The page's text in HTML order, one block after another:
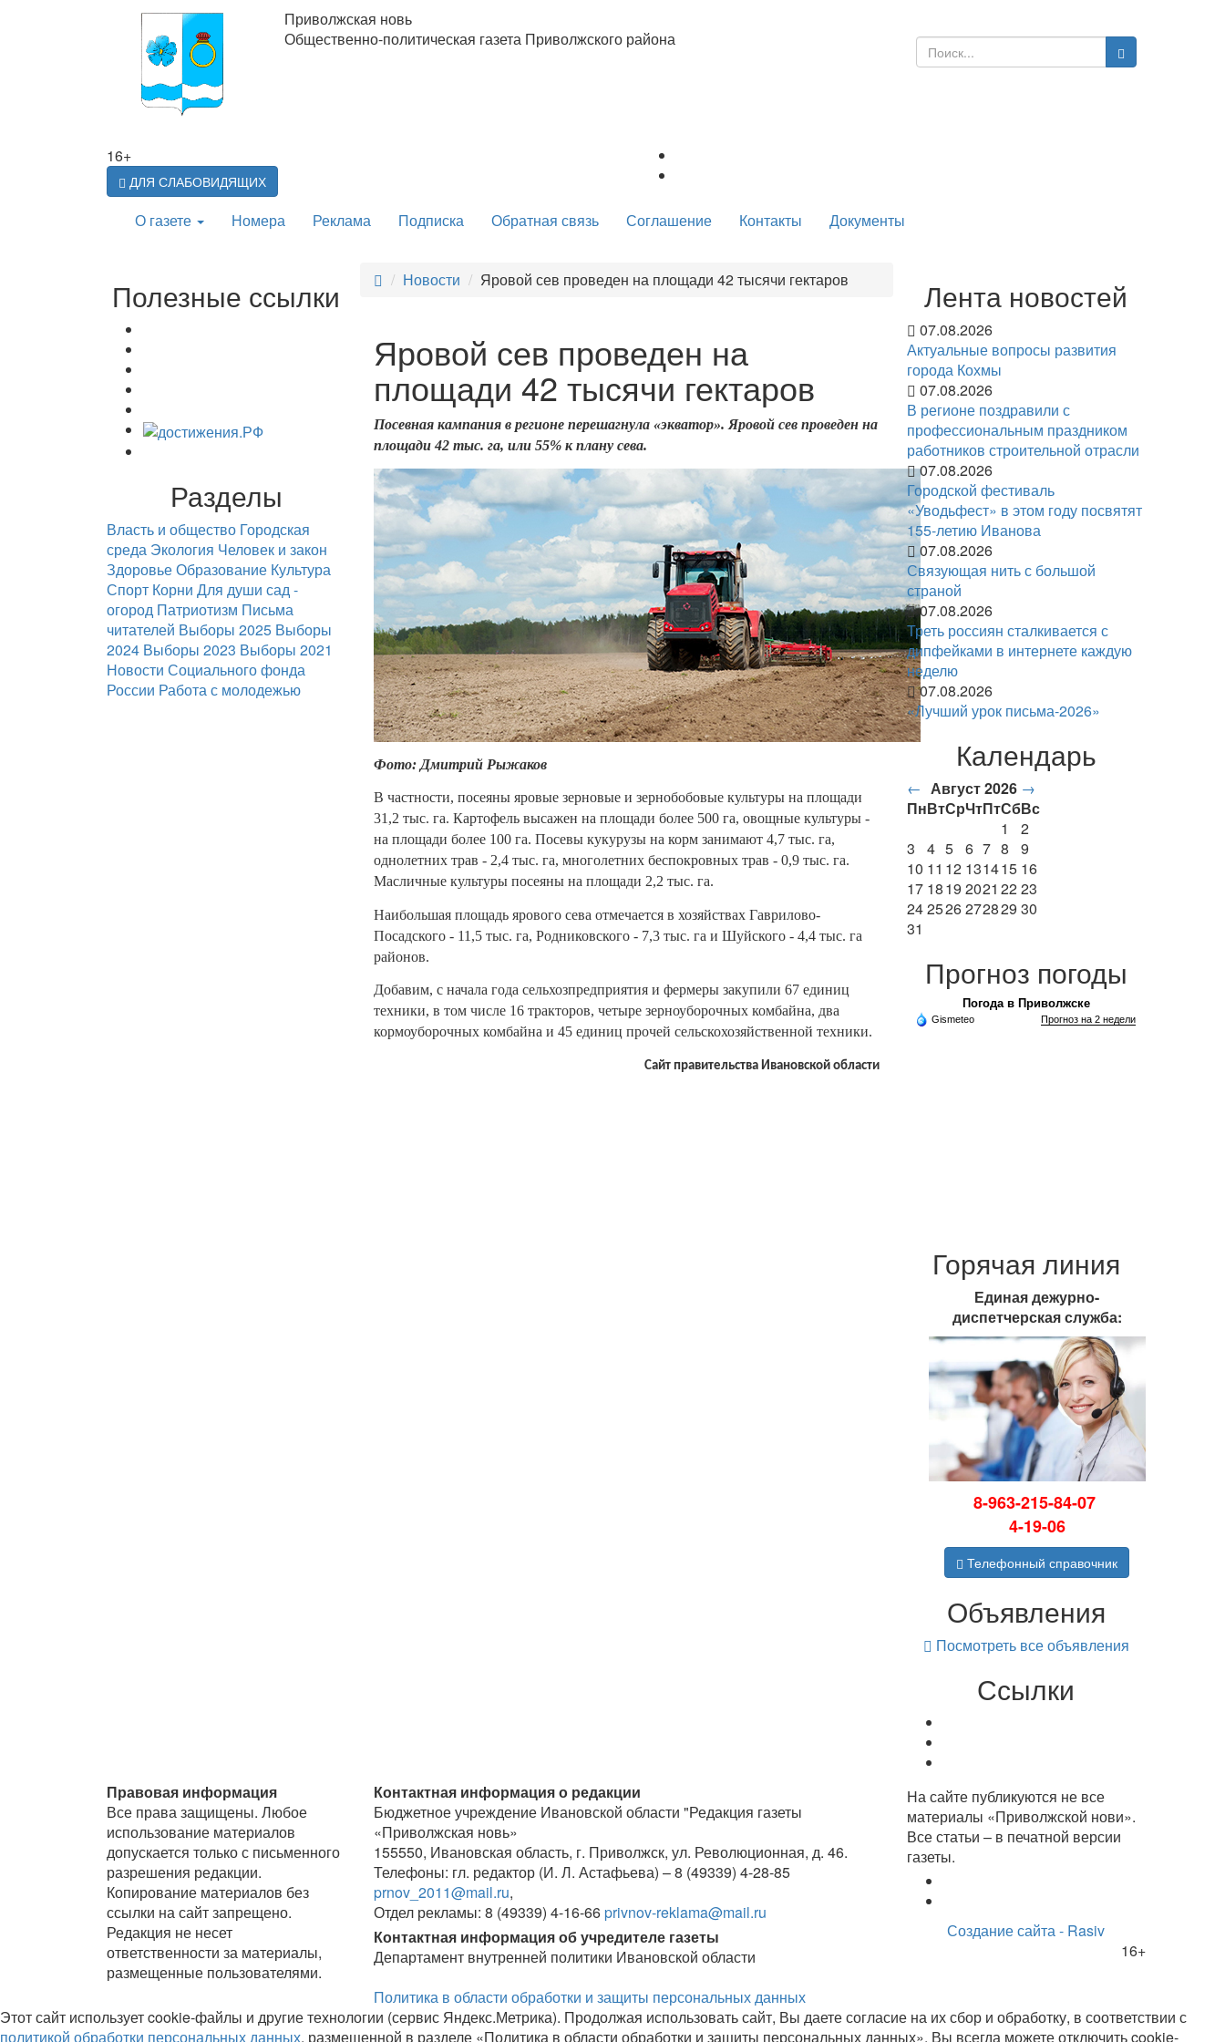
Приволжская новь
Общественно-политическая газета Приволжского района
16+
ДЛЯ СЛАБОВИДЯЩИХ
О газете Номера Реклама Подписка Обратная связь Соглашение Контакты Документы
Новости Яровой сев проведен на площади 42 тысячи гектаров
Яровой сев проведен на
площади 42 тысячи гектаров
Посевная кампания в регионе перешагнула «экватор». Яровой сев проведен на
площади 42 тыс. га, или 55% к плану сева.
Фото: Дмитрий Рыжаков
В частности, посеяны яровые зерновые и зернобобовые культуры на площади
31,2 тыс. га. Картофель высажен на площади более 500 га, овощные культуры -
на площади более 100 га. Посевы кукурузы на корм занимают 4,7 тыс. га,
однолетних трав - 2,4 тыс. га, многолетних беспокровных трав - 0,9 тыс. га.
Масличные культуры посеяны на площади 2,2 тыс. га.
Наибольшая площадь ярового сева отмечается в хозяйствах Гаврилово-
Посадского - 11,5 тыс. га, Родниковского - 7,3 тыс. га и Шуйского - 4,4 тыс. га
районов.
Добавим, с начала года сельхозпредприятия и фермеры закупили 67 единиц
техники, в том числе 16 тракторов, четыре зерноуборочных комбайна, два
кормоуборочных комбайна и 45 единиц прочей сельскохозяйственной техники.
Сайт правительства Ивановской области
Полезные ссылки
Разделы
Власть и общество Городская
среда Экология Человек и закон
ЗдоровьеОбразование Культура
Спорт Корни Для души сад -
огород Патриотизм Письма
читателей Выборы 2025 Выборы
2024 Выборы 2023 Выборы 2021
Новости Социального фонда
России Работа с молодежью
Лента новостей
07.08.2026
Актуальные вопросы развития
города Кохмы
07.08.2026
В регионе поздравили с
профессиональным праздником
работников строительной отрасли
07.08.2026
Городской фестиваль
«Уводьфест» в этом году посвятят
155-летию Иванова
07.08.2026
Связующая нить с большой
страной
07.08.2026
Треть россиян сталкивается с
дипфейками в интернете каждую
неделю
07.08.2026
«Лучший урок письма-2026»
Календарь
← Август 2026 →
ПнВтСрЧтПтСбВс
1
2
3
4 5 6 7 8
9
10 11 12 131415 16
17 1819 2021 2223
242526272829 30
31
Прогноз погоды
Погода в Приволжске
Gismeteo Прогноз на 2 недели
Горячая линия
Единая дежурно-
диспетчерская служба:
8-963-215-84-07
4-19-06
Телефонный справочник
Объявления
Посмотреть все объявления
Ссылки
Правовая информация
Все права защищены. Любое
использование материалов
допускается только с письменного
разрешения редакции.
Копирование материалов без
ссылки на сайт запрещено.
Редакция не несет
ответственности за материалы,
размещенные пользователями.
Контактная информация о редакции
Бюджетное учреждение Ивановской области "Редакция газеты
«Приволжская новь»
155550, Ивановская область, г. Приволжск, ул. Революционная, д. 46.
Телефоны: гл. редактор (И. Л. Астафьева) – 8 (49339) 4-28-85
prnov_2011@mail.ru,
Отдел рекламы: 8 (49339) 4-16-66privnov-reklama@mail.ru
Контактная информация об учредителе газеты
Департамент внутренней политики Ивановской области
Политика в области обработки и защиты персональных данных
На сайте публикуются не все
материалы «Приволжской нови».
Все статьи – в печатной версии
газеты.
Создание сайта - Rasiv
16+
Этот сайт использует cookie-файлы и другие технологии (сервис Яндекс.Метрика). Продолжая использовать сайт, Вы даете согласие на их сбор и обработку, в соответствии с
политикой обработки персональных данных, размещенной в разделе «Политика в области обработки и защиты персональных данных». Вы всегда можете отключить cookie-